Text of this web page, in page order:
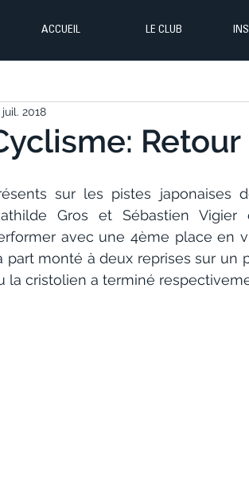
ACCUEIL LE CLUB
juil. 2018
sur les pistes
Gros et Sébastien
avec une 4ème place en
part monté à deux reprises sur
la cristolien a terminé